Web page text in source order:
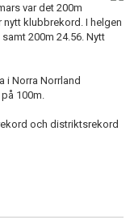
var det 200m
nytt klubbrekord. I helgen
200m 24.56. Nytt
i Norra Norrland
100m.
och distriktsrekord